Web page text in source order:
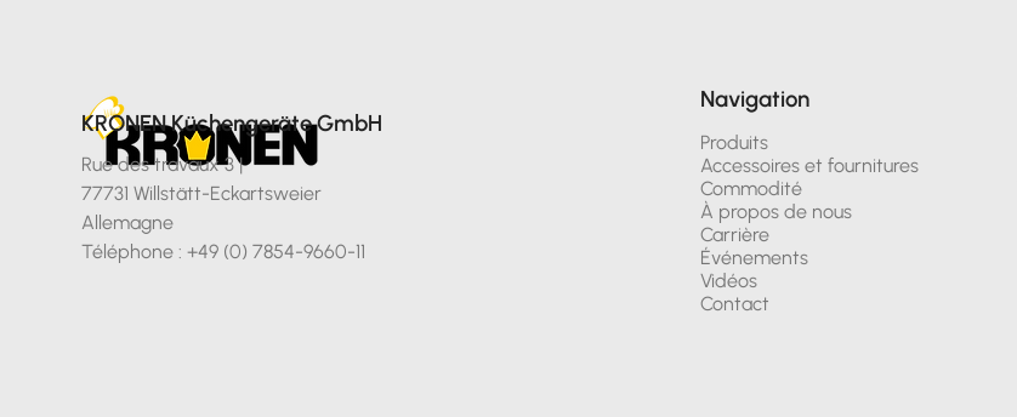
KRONEN Küchengeräte GmbH
Rue des travaux 3 |
77731 Willstätt-Eckartsweier
Allemagne
Téléphone : +49 (0) 7854-9660-11
Navigation
Produits
Accessoires et fournitures
Commodité
À propos de nous
Carrière
Événements
Vidéos
Contact